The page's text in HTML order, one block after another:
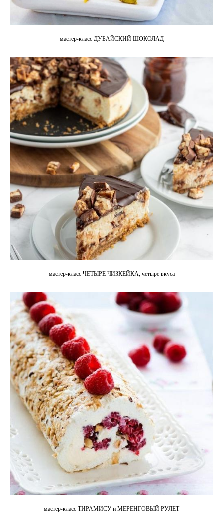
мастер-класс ДУБАЙСКИЙ ШОКОЛАД
мастер-класс ЧЕТЫРЕ ЧИЗКЕЙКА, четыре вкуса
мастер-класс ТИРАМИСУ и МЕРЕНГОВЫЙ РУЛЕТ